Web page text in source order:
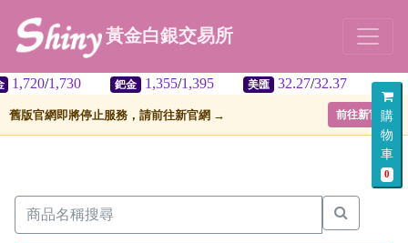
購
物
車
0
黃金白銀交易所
/1,730 1,355 /1,395 32.27/32.37
舊版官網即將停止服務，請前往新官網 → 前往新官網